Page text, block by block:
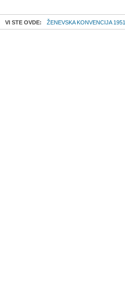
VI STE OVDE: ŽENEVSKA KONVENCIJA 1951